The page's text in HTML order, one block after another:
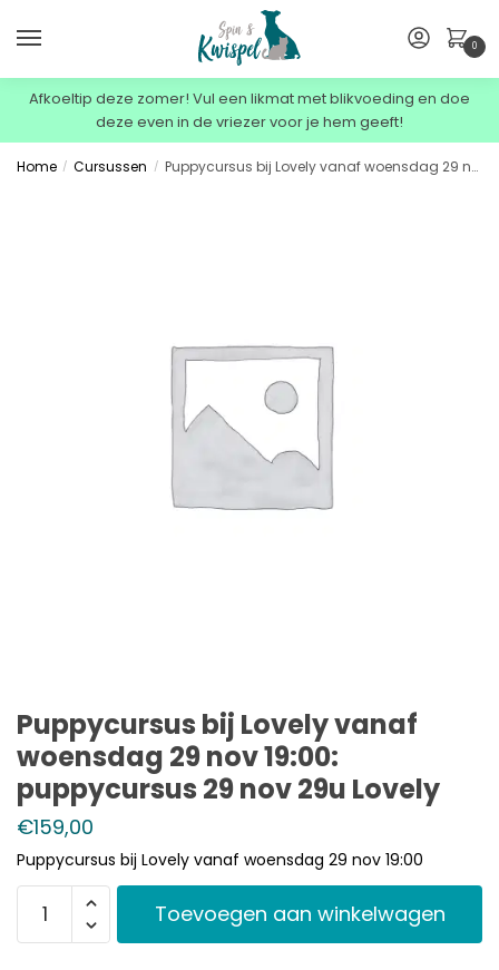
0
Afkoeltip deze zomer! Vul een likmat met blikvoeding en doe
deze even in de vriezer voor je hem geeft!
Home / Cursussen / Puppycursus bij Lovely vanaf woensdag 29 nov 19:00: puppycursus 29 nov 29u Lovely
Puppycursus bij Lovely vanaf
woensdag 29 nov 19:00:
puppycursus 29 nov 29u Lovely
€159,00
Puppycursus bij Lovely vanaf woensdag 29 nov 19:00
Toevoegen aan winkelwagen